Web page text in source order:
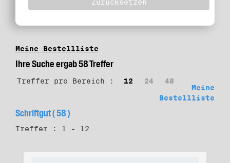
Meine Bestellliste
Ihre Suche ergab 58 Treffer
Treffer pro Bereich : 12 24
48
Meine
Bestellliste
Schriftgut ( 58 )
Treffer : 1 - 12